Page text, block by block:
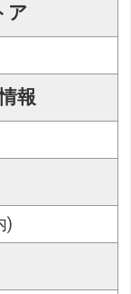
ア
報
)